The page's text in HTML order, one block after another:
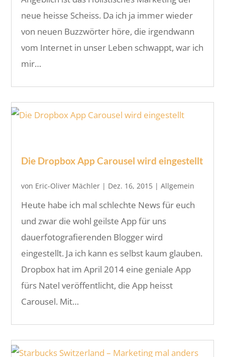
neue heisse Scheiss. Da ich ja immer wieder
von neuen Buzzwörter höre, die irgendwann
vom Internet in unser Leben schwappt, war ich
mir…
Die Dropbox App Carousel wird eingestellt
von Eric-Oliver Mächler | Dez. 16, 2015 |Allgemein
Heute habe ich mal schlechte News für euch
und zwar die wohl geilste App für uns
dauerfotografierenden Blogger wird
eingestellt. Ja ich kann es selbst kaum glauben.
Dropbox hat im April 2014 eine geniale App
fürs Natel veröffentlicht, die App heisst
Carousel. Mit…